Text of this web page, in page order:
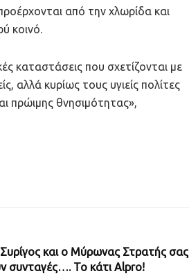
από την χλωρίδα και
κοινό.
καταστάσεις που σχετίζονται με
αλλά κυρίως τους υγιείς πολίτες
πρώιμης θνησιμότητας»,
και ο Μύρωνας Στρατής σας
συνταγές…. Το κάτι Alpro!